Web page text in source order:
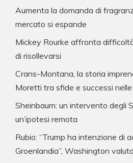
Aumenta la domanda di
mercato si espande
Mickey Rourke affronta
di risollevarsi
Crans-Montana, la storia
Moretti tra sfide e successi
Sheinbaum: un intervento degli
un’ipotesi remota
Rubio: “Trump ha intenzione di
Groenlandia”, Washington valuta